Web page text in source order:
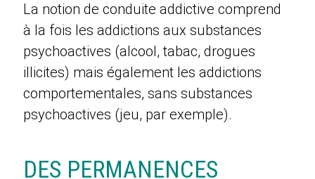
La notion de conduite addictive comprend
à la fois les addictions aux substances
psychoactives (alcool, tabac, drogues
illicites) mais également les addictions
comportementales, sans substances
psychoactives (jeu, par exemple).
DES PERMANENCES